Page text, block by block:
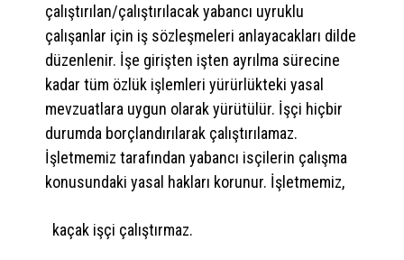
çalıştırılan/çalıştırılacak yabancı uyruklu
çalışanlar için iş sözleşmeleri anlayacakları dilde
düzenlenir. İşe girişten işten ayrılma sürecine
kadar tüm özlük işlemleri yürürlükteki yasal
mevzuatlara uygun olarak yürütülür. İşçi hiçbir
durumda borçlandırılarak çalıştırılamaz.
İşletmemiz tarafından yabancı isçilerin çalışma
konusundaki yasal hakları korunur. İşletmemiz,
kaçak işçi çalıştırmaz.